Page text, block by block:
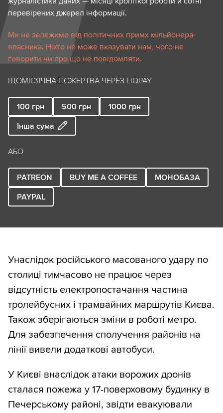
перевірених джерел інформації.
Ми не залежимо від політичних примх мільйонера-
власника. Ніхто не може вказувати нам, чого не
говорити чи про що не повідомляти.
ЩОМІСЯЧНА ПОЖЕРТВА ЧЕРЕЗ LIQPAY
100 грн 500 грн 1000 грн
Інша сума
АБО
PATREON BUY ME A COFFEE
МОНОБАЗА
PAYPAL
Унаслідок російського масованого удару по
столиці тимчасово не працює через
відсутність електропостачання частина
тролейбусних і трамвайних маршрутів Києва.
Також зберігаються зміни в роботі метро.
Для забезпечення сполучення районів на
лінії вивели додаткові автобуси.
У Києві внаслідок атаки ворожих дронів
сталася пожежа у 17-поверховому будинку в
Печерському районі, звідти евакуювали